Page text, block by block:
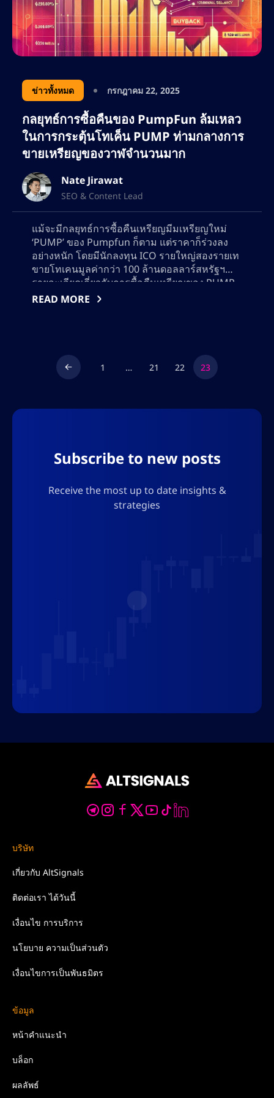
ข่าวทั้งหมด กรกฎาคม 22, 2025
กลยุทธ์การซื้อคืนของ PumpFun ล้มเหลว
ในการกระตุ้นโทเค็น PUMP ท่ามกลางการ
ขายเหรียญของวาฬจำนวนมาก
Nate Jirawat
SEO & Content Lead
แม้จะมีกลยุทธ์การซื้อคืนเหรียญมีมเหรียญใหม่
‘PUMP’ ของ Pumpfun ก็ตาม แต่ราคาก็ร่วงลง
อย่างหนัก โดยมีนักลงทุน ICO รายใหญ่สองรายเท
ขายโทเคนมูลค่ากว่า 100 ล้านดอลลาร์สหรัฐฯ
รายละเอียดเกี่ยวกับการซื้อคืนเหรียญของ PUMP
ตามปกติยังคงไม่ชัดเจน ประสิทธิภาพของโทเคนนี้
สูงสุดเป็นอันดับสามในรอบปี และอันดับหกในรอบ
30 วัน โดยทำรายได้ 29.5 ล้านดอลลาร์สหรัฐฯ ใน
READ MORE
1 … 21 22 23
Subscribe to new posts
Receive the most up to date insights &
strategies
บริษัท
เกี่ยวกับ AltSignals
ติดต่อเราได้วันนี้
เงื่อนไข การบริการ
นโยบาย ความเป็นส่วนตัว
เงื่อนไขการเป็นพันธมิตร
ข้อมูล
หน้าคำแนะนำ
บล็อก
ผลลัพธ์